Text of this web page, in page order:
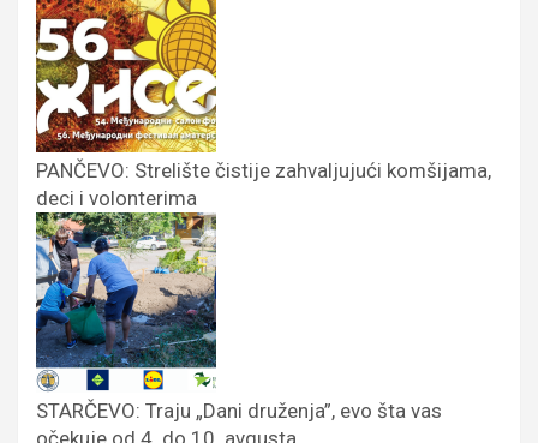
PANČEVO: Strelište čistije zahvaljujući komšijama,
deci i volonterima
STARČEVO: Traju „Dani druženja”, evo šta vas
očekuje od 4. do 10. avgusta